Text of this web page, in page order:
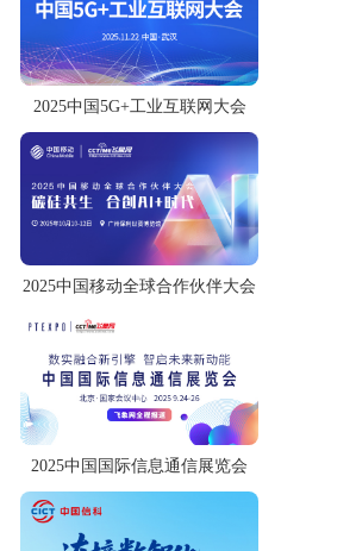
2025中国5G+工业互联网大会
2025中国移动全球合作伙伴大会
2025中国国际信息通信展览会